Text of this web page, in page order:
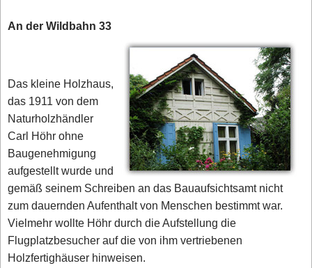
An der Wildbahn 33
Das kleine Holzhaus,
das 1911 von dem
Naturholzhändler
Carl Höhr ohne
Baugenehmigung
aufgestellt wurde und
gemäß seinem Schreiben an das Bauaufsichtsamt nicht
zum dauernden Aufenthalt von Menschen bestimmt war.
Vielmehr wollte Höhr durch die Aufstellung die
Flugplatzbesucher auf die von ihm vertriebenen
Holzfertighäuser hinweisen.